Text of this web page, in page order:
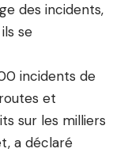
des incidents,
se
incidents de
et
sur les milliers
a déclaré